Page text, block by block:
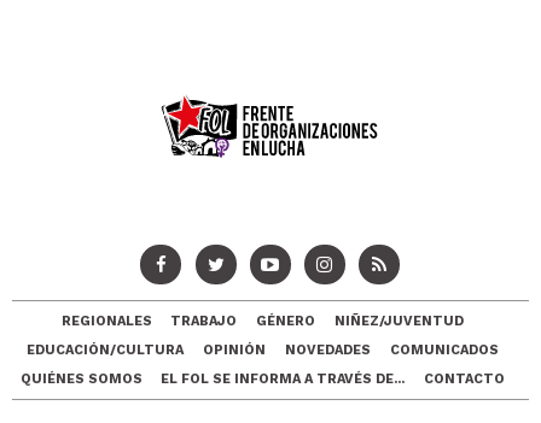
REGIONALES TRABAJO GÉNERO
NIÑEZ/JUVENTUD
EDUCACIÓN/CULTURA
OPINIÓN NOVEDADES
COMUNICADOS
QUIÉNES SOMOS
EL FOL SE INFORMA A TRAVÉS DE... CONTACTO